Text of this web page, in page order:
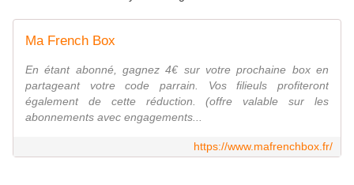
Ma French Box
En étant abonné, gagnez 4€ sur votre prochaine box en
partageant votre code parrain. Vos filieuls profiteront
également de cette réduction. (offre valable sur les
abonnements avec engagements...
https://www.mafrenchbox.fr/